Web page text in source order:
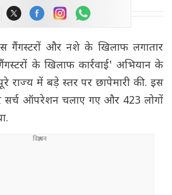
गैंगस्टरों और नशे के खिलाफ लगातार
के खिलाफ कार्रवाई' अभियान के
राज्य में बड़े स्तर पर छापेमारी की. इस
सर्च ऑपरेशन चलाए गए और 423 लोगों